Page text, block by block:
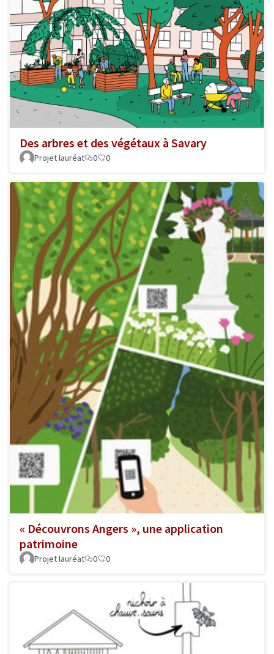
Des arbres et des végétaux à Savary
Projet lauréat 0 0
« Découvrons Angers », une application
patrimoine
Projet lauréat 0 0